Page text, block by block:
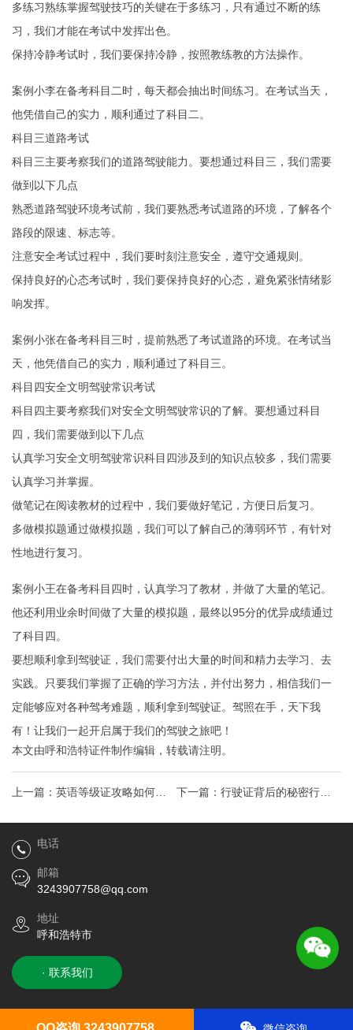
多练习熟练掌握驾驶技巧的关键在于多练习，只有通过不断的练
习，我们才能在考试中发挥出色。
保持冷静考试时，我们要保持冷静，按照教练教的方法操作。
案例小李在备考科目二时，每天都会抽出时间练习。在考试当天，
他凭借自己的实力，顺利通过了科目二。
科目三道路考试
科目三主要考察我们的道路驾驶能力。要想通过科目三，我们需要
做到以下几点
熟悉道路驾驶环境考试前，我们要熟悉考试道路的环境，了解各个
路段的限速、标志等。
注意安全考试过程中，我们要时刻注意安全，遵守交通规则。
保持良好的心态考试时，我们要保持良好的心态，避免紧张情绪影
响发挥。
案例小张在备考科目三时，提前熟悉了考试道路的环境。在考试当
天，他凭借自己的实力，顺利通过了科目三。
科目四安全文明驾驶常识考试
科目四主要考察我们对安全文明驾驶常识的了解。要想通过科目
四，我们需要做到以下几点
认真学习安全文明驾驶常识科目四涉及到的知识点较多，我们需要
认真学习并掌握。
做笔记在阅读教材的过程中，我们要做好笔记，方便日后复习。
多做模拟题通过做模拟题，我们可以了解自己的薄弱环节，有针对
性地进行复习。
案例小王在备考科目四时，认真学习了教材，并做了大量的笔记。
他还利用业余时间做了大量的模拟题，最终以95分的优异成绩通过
了科目四。
要想顺利拿到驾驶证，我们需要付出大量的时间和精力去学习、去
实践。只要我们掌握了正确的学习方法，并付出努力，相信我们一
定能够应对各种驾考难题，顺利拿到驾驶证。驾照在手，天下我
有！让我们一起开启属于我们的驾驶之旅吧！
本文由呼和浩特证件制作编辑，转载请注明。
上一篇： 英语等级证攻略如何通
关，开启你的国际职场之旅！
下一篇： 行驶证背后的秘密行车
证照，解锁车辆管理新视野
电话
邮箱
3243907758@qq.com
地址
呼和浩特市
· 联系我们